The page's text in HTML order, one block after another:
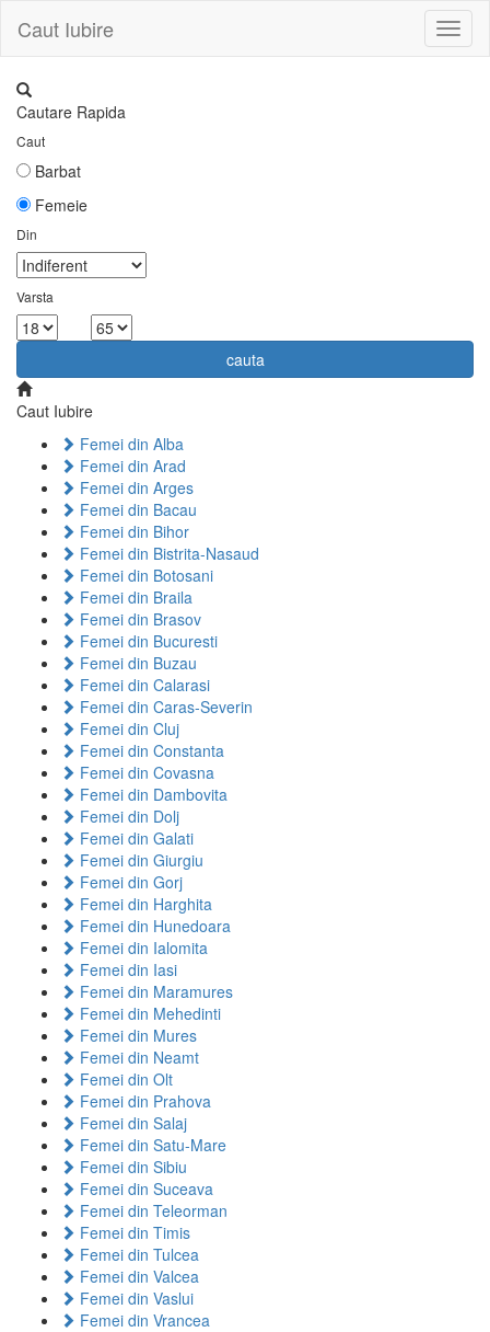
Caut Iubire
Cautare Rapida
Caut
Barbat
Femeie
Din
Varsta
cauta
Caut Iubire
Femei din Alba
Femei din Arad
Femei din Arges
Femei din Bacau
Femei din Bihor
Femei din Bistrita-Nasaud
Femei din Botosani
Femei din Braila
Femei din Brasov
Femei din Bucuresti
Femei din Buzau
Femei din Calarasi
Femei din Caras-Severin
Femei din Cluj
Femei din Constanta
Femei din Covasna
Femei din Dambovita
Femei din Dolj
Femei din Galati
Femei din Giurgiu
Femei din Gorj
Femei din Harghita
Femei din Hunedoara
Femei din Ialomita
Femei din Iasi
Femei din Maramures
Femei din Mehedinti
Femei din Mures
Femei din Neamt
Femei din Olt
Femei din Prahova
Femei din Salaj
Femei din Satu-Mare
Femei din Sibiu
Femei din Suceava
Femei din Teleorman
Femei din Timis
Femei din Tulcea
Femei din Valcea
Femei din Vaslui
Femei din Vrancea